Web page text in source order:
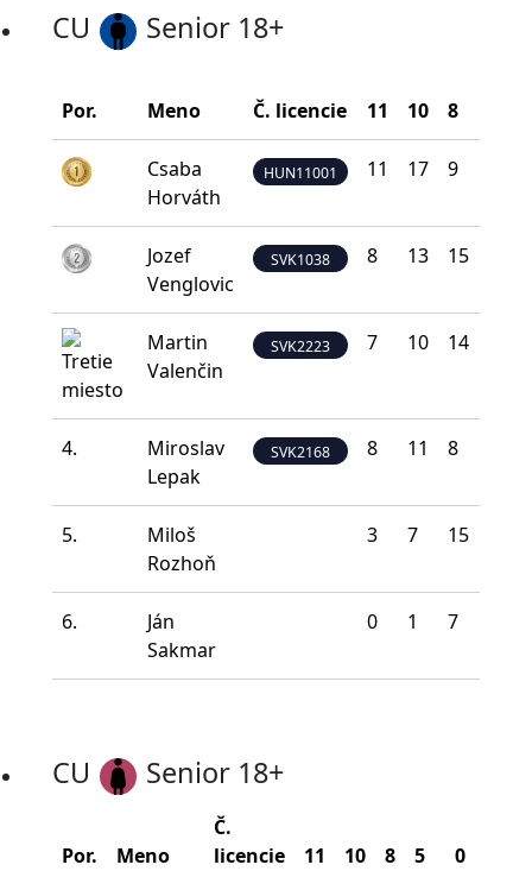
CU Senior 18+
Por. Meno Č. licencie 11 10 8
Csaba
Horváth
HUN11001 11 17 9
Jozef
Venglovic
SVK1038 8 13 15
Martin
Valenčin
SVK2223 7 10 14
4.
Miroslav
Lepak
SVK2168 8 11 8
5.
Miloš
Rozhoň
3 7 15
6.
Ján
Sakmar
0 1 7
CU Senior 18+
Por. Meno
Č.
licencie
11 10 8 5 0